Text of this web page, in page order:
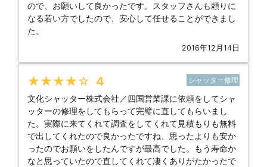
ので、お願いして良かったです。スタッフさんも頼りに
なる若い方でしたので、安心して任せることができまし
た。
2016年12月14日
★★★★★ 4 シャッター修理
文化シャッター株式会社／四国営業課に依頼をしてシャ
ッターの修理をしてもらって完璧に直してもらいまし
た。実際に来てくれて調査をしてくれて見積もりも無料
で出してくれたので良かったですね、思ったよりも安か
ったのでお願いをしたんですが最高でした。もう寿命か
なと思っていたので直してくれて凄くありがたかったで